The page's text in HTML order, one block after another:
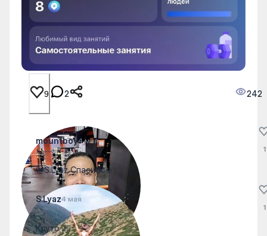
9 2 242
mountboy4 мая
@S.Lyaz Спасибо ✊
1
S.Lyaz4 мая
Круто 👍🏻
1